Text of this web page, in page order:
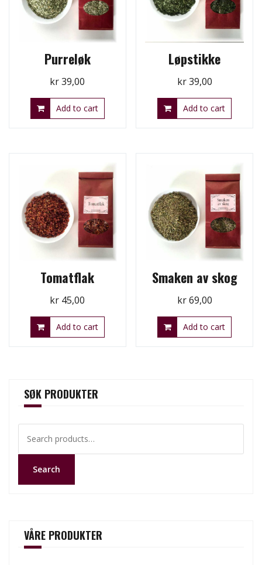
Purreløk
kr39,00
Add to cart
Løpstikke
kr39,00
Add to cart
Tomatflak
kr 45,00
Add to cart
Smaken av skog
kr69,00
Add to cart
SØK PRODUKTER
for:
Search
VÅRE PRODUKTER